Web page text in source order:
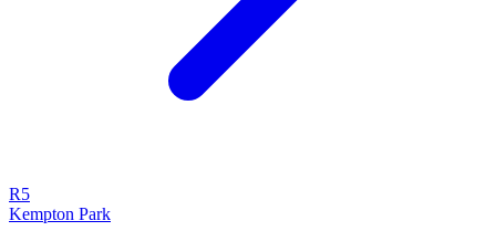
R5
Kempton Park